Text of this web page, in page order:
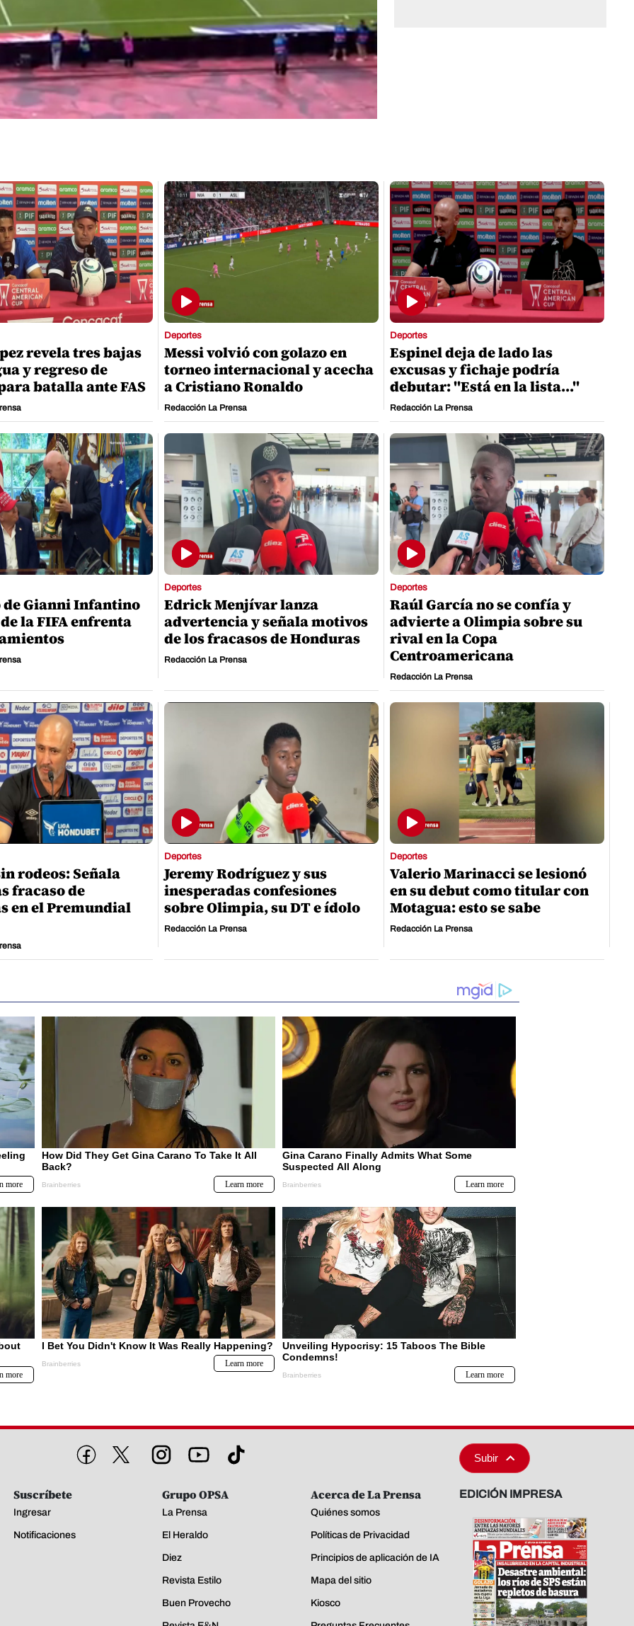
revela tres bajas
y regreso de
batalla ante FAS
Deportes
Messi volvió con golazo en
torneo internacional y acecha
a Cristiano Ronaldo
Redacción La Prensa
Deportes
Espinel deja de lado las
excusas y fichaje podría
debutar: "Está en la lista..."
Redacción La Prensa
Gianni Infantino
la FIFA enfrenta
Deportes
Edrick Menjívar lanza
advertencia y señala motivos
de los fracasos de Honduras
Redacción La Prensa
Deportes
Raúl García no se confía y
advierte a Olimpia sobre su
rival en la Copa
Centroamericana
Redacción La Prensa
rodeos: Señala
fracaso de
en el Premundial
Deportes
Jeremy Rodríguez y sus
inesperadas confesiones
sobre Olimpia, su DT e ídolo
Redacción La Prensa
Deportes
Valerio Marinacci se lesionó
en su debut como titular con
Motagua: esto se sabe
Redacción La Prensa
Subir
Suscríbete
Ingresar
Notificaciones
Grupo OPSA
La Prensa
El Heraldo
Diez
Revista Estilo
Buen Provecho
Acerca de La Prensa
Quiénes somos
Políticas de Privacidad
Principios de aplicación de IA
Mapa del sitio
Kiosco
EDICIÓN IMPRESA